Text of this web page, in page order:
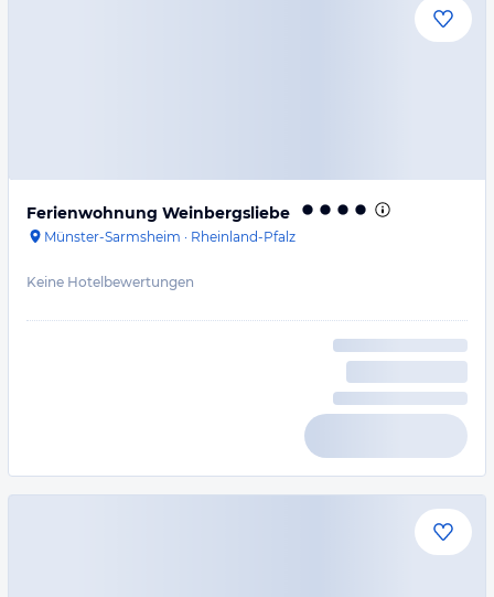
Ferienwohnung Weinbergsliebe
Münster-Sarmsheim · Rheinland-Pfalz
Keine Hotelbewertungen